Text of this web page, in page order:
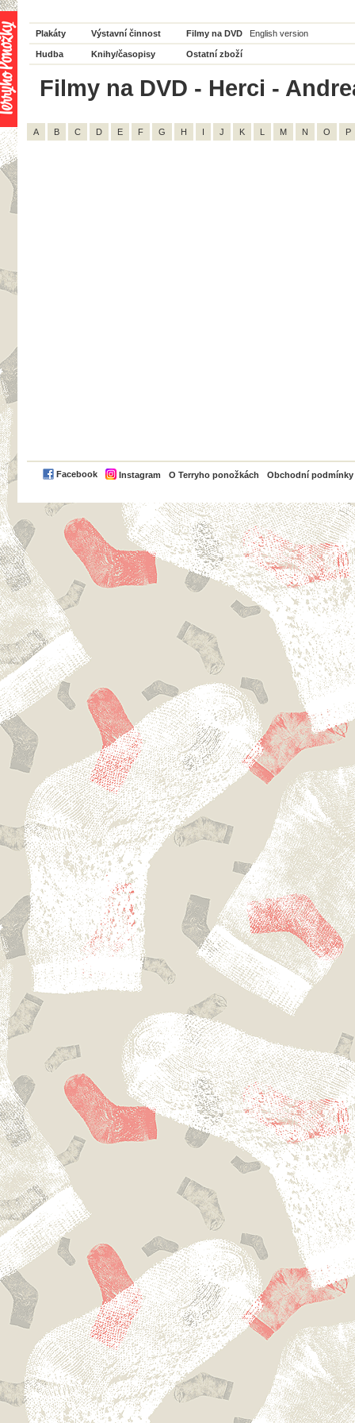
Plakáty Výstavní činnost Filmy na DVD English version
Hudba Knihy/časopisy Ostatní zboží
Filmy na DVD - Herci -
A B C D E F G H I J K L M N O P
Facebook Instagram O Terryho ponožkách Obchodní podmínky
PayPal